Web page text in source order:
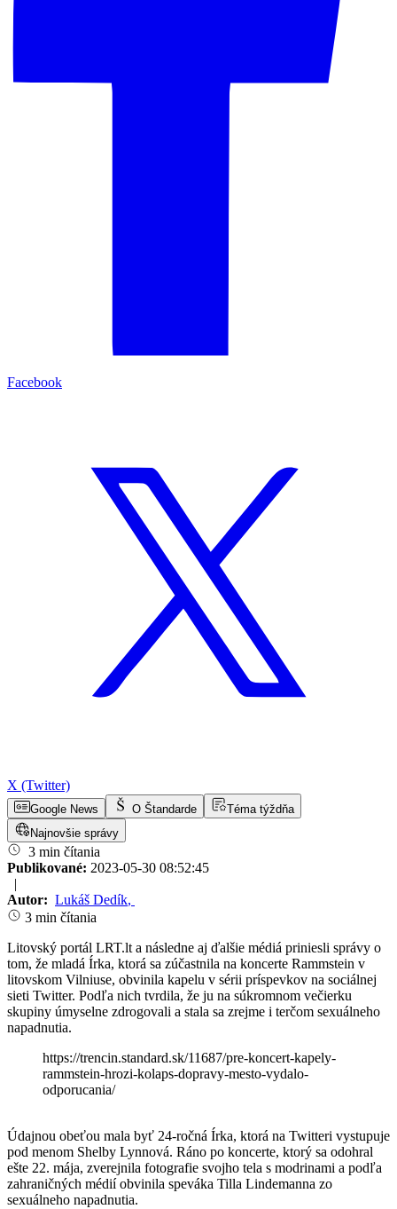
Facebook
X (Twitter)
Google News O Štandarde
Téma týždňa
Najnovšie správy
3 min čítania
Publikované: 2023-05-30 08:52:45
|
Autor: Lukáš Dedík,
3 min čítania
Litovský portál LRT.lt a následne aj ďalšie médiá priniesli správy o
tom, že mladá Írka, ktorá sa zúčastnila na koncerte Rammstein v
litovskom Vilniuse, obvinila kapelu v sérii príspevkov na sociálnej
sieti Twitter. Podľa nich tvrdila, že ju na súkromnom večierku
skupiny úmyselne zdrogovali a stala sa zrejme i terčom sexuálneho
napadnutia.
https://trencin.standard.sk/11687/pre-koncert-kapely-
rammstein-hrozi-kolaps-dopravy-mesto-vydalo-
odporucania/
Údajnou obeťou mala byť 24-ročná Írka, ktorá na Twitteri vystupuje
pod menom Shelby Lynnová. Ráno po koncerte, ktorý sa odohral
ešte 22. mája, zverejnila fotografie svojho tela s modrinami a podľa
zahraničných médií obvinila speváka Tilla Lindemanna zo
sexuálneho napadnutia.